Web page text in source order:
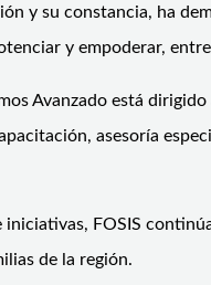
y su constancia, ha
y empoderar,
Avanzado está
asesoría
iniciativas, FOSIS
de la región.